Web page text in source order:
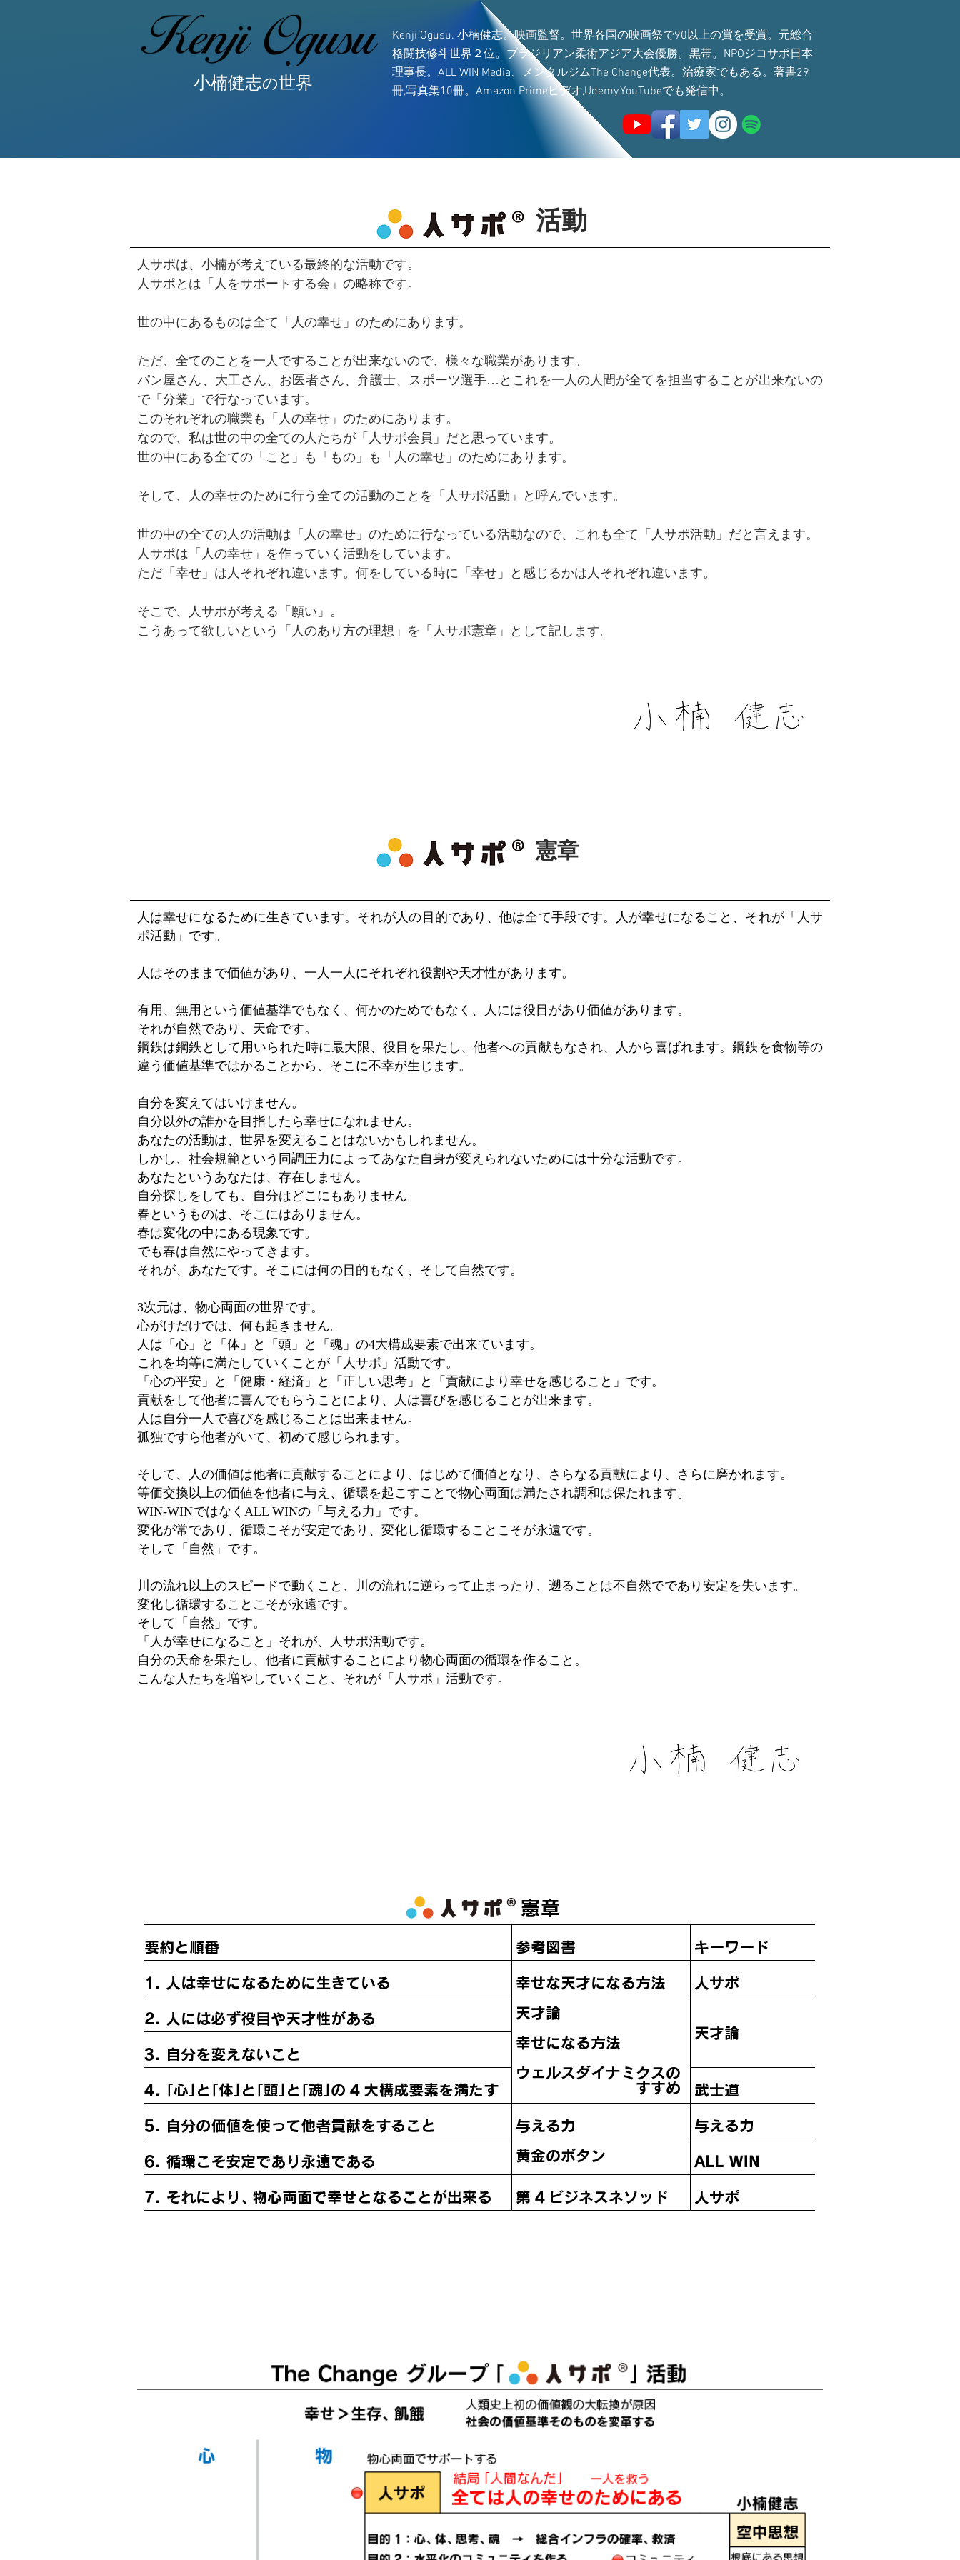
小楠健志の世界
Kenji Ogusu. 小楠健志。映画監督。世界各国の映画祭で90以上の賞を受賞。元総合
格闘技修斗世界２位。ブラジリアン柔術アジア大会優勝。黒帯。NPOジコサポ日本
理事長。ALL WIN Media、メンタルジムThe Change代表。治療家でもある。著書29
冊,写真集10冊。Amazon Primeビデオ,Udemy,YouTubeでも発信中。
​活動
人サポは、小楠が考えている最終的な活動です。
人サポとは「人をサポートする会」の略称です。
世の中にあるものは全て「人の幸せ」のためにあります。
ただ、全てのことを一人ですることが出来ないので、様々な職業があります。
パン屋さん、大工さん、お医者さん、弁護士、スポーツ選手…とこれを一人の人間が全てを担当することが出来ないの
で「分業」で行なっています。
このそれぞれの職業も「人の幸せ」のためにあります。
なので、私は世の中の全ての人たちが「人サポ会員」だと思っています。
世の中にある全ての「こと」も「もの」も「人の幸せ」のためにあります。
そして、人の幸せのために行う全ての活動のことを「人サポ活動」と呼んでいます。
世の中の全ての人の活動は「人の幸せ」のために行なっている活動なので、これも全て「人サポ活動」だと言えます。
人サポは「人の幸せ」を作っていく活動をしています。
​ただ「幸せ」は人それぞれ違います。何をしている時に「幸せ」と感じるかは人それぞれ違います。
そこで、人サポが考える「願い」。
​こうあって欲しいという「人のあり方の理想」を「人サポ憲章」として記します。
憲章
人は幸せになるために生きています。それが人の目的であり、他は全て手段です。人が幸せになること、それが「人サ
ポ活動」です。
人はそのままで価値があり、一人一人にそれぞれ役割や天才性があります。
有用、無用という価値基準でもなく、何かのためでもなく、人には役目があり価値があります。
それが自然であり、天命です。
鋼鉄は鋼鉄として用いられた時に最大限、役目を果たし、他者への貢献もなされ、人から喜ばれます。鋼鉄を食物等の
違う価値基準ではかることから、そこに不幸が生じます。
自分を変えてはいけません。
自分以外の誰かを目指したら幸せになれません。
あなたの活動は、世界を変えることはないかもしれません。
しかし、社会規範という同調圧力によってあなた自身が変えられないためには十分な活動です。
あなたというあなたは、存在しません。
自分探しをしても、自分はどこにもありません。
春というものは、そこにはありません。
春は変化の中にある現象です。
でも春は自然にやってきます。
それが、あなたです。そこには何の目的もなく、そして自然です。
3次元は、物心両面の世界です。
心がけだけでは、何も起きません。
人は「心」と「体」と「頭」と「魂」の4大構成要素で出来ています。
これを均等に満たしていくことが「人サポ」活動です。
「心の平安」と「健康・経済」と「正しい思考」と「貢献により幸せを感じること」です。
貢献をして他者に喜んでもらうことにより、人は喜びを感じることが出来ます。
人は自分一人で喜びを感じることは出来ません。
孤独ですら他者がいて、初めて感じられます。
そして、人の価値は他者に貢献することにより、はじめて価値となり、さらなる貢献により、さらに磨かれます。
等価交換以上の価値を他者に与え、循環を起こすことで物心両面は満たされ調和は保たれます。
WIN-WINではなくALL WINの「与える力」です。
変化が常であり、循環こそが安定であり、変化し循環することこそが永遠です。
そして「自然」です。
川の流れ以上のスピードで動くこと、川の流れに逆らって止まったり、遡ることは不自然でであり安定を失います。
変化し循環することこそが永遠です。
そして「自然」です。
「人が幸せになること」それが、人サポ活動です。
自分の天命を果たし、他者に貢献することにより物心両面の循環を作ること。
こんな人たちを増やしていくこと、それが「人サポ」活動です。